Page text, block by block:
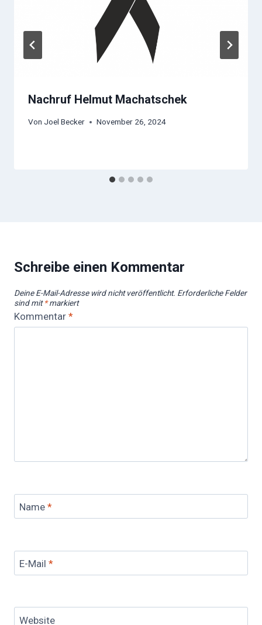
Nachruf Helmut Machatschek
Von Joel Becker November 26, 2024
Schreibe einen Kommentar
Deine E-Mail-Adresse wird nicht veröffentlicht. Erforderliche Felder
sind mit*markiert
Kommentar *
Name *
E-Mail *
Website